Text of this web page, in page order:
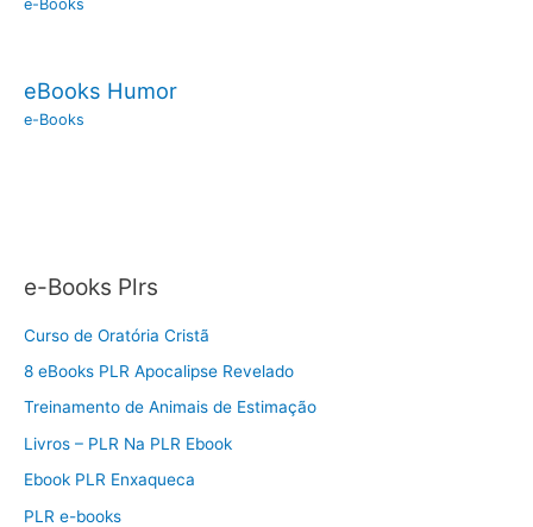
e-Books
eBooks Humor
e-Books
e-Books Plrs
Curso de Oratória Cristã
8 eBooks PLR Apocalipse Revelado
Treinamento de Animais de Estimação
Livros – PLR Na PLR Ebook
Ebook PLR Enxaqueca
PLR e-books